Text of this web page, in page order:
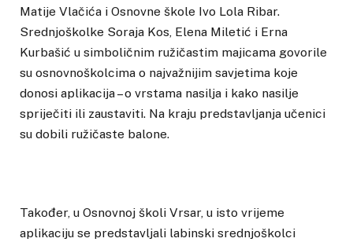
Matije Vlačića i Osnovne škole Ivo Lola Ribar.
Srednjoškolke Soraja Kos, Elena Miletić i Erna
Kurbašić u simboličnim ružičastim majicama govorile
su osnovnoškolcima o najvažnijim savjetima koje
donosi aplikacija – o vrstama nasilja i kako nasilje
spriječiti ili zaustaviti. Na kraju predstavljanja učenici
su dobili ružičaste balone.
Također, u Osnovnoj školi Vrsar, u isto vrijeme
aplikaciju se predstavljali labinski srednjoškolci